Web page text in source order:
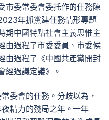
市委常委會委托作的任務陳
年抓黨建任務情形專題
期中國特點社會主義思惟主
由過程了市委委員、市委候
由過程了《中國共產黨開封
經過議定議》。
委會的任務。分歧以為，
精力的殘局之年。一年